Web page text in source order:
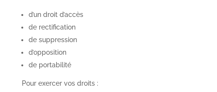
d’un droit d’accès
de rectification
de suppression
d’opposition
de portabilité
Pour exercer vos droits :